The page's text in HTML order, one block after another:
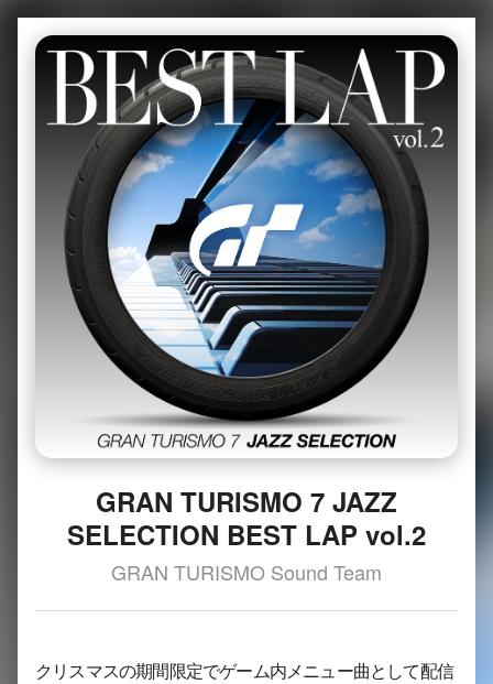
GRAN TURISMO 7 JAZZ
SELECTION BEST LAP vol.2
GRAN TURISMO Sound Team
クリスマスの期間限定でゲーム内メニュー曲として配信